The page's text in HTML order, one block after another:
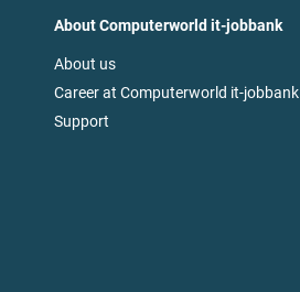
About Computerworld it-jobbank
About us
Career at Computerworld it-jobbank
Support